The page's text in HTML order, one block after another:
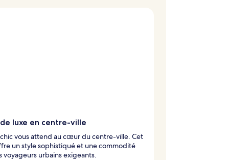
luxe en centre-ville
chic vous attend au cœur du centre-ville. Cet
un style sophistiqué et une commodité
voyageurs urbains exigeants.